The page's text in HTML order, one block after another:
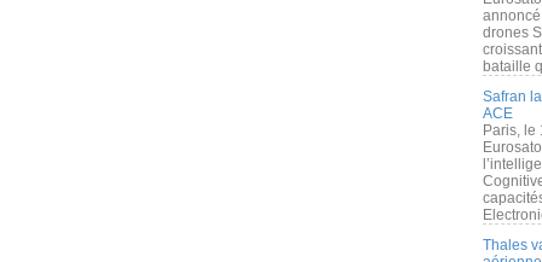
drones
bataille
Safran
ACE
Paris, le
Thales